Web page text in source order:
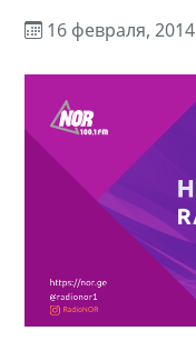
16 февраля, 2014